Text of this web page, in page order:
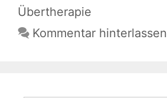
Übertherapie
Kommentar hinterlassen